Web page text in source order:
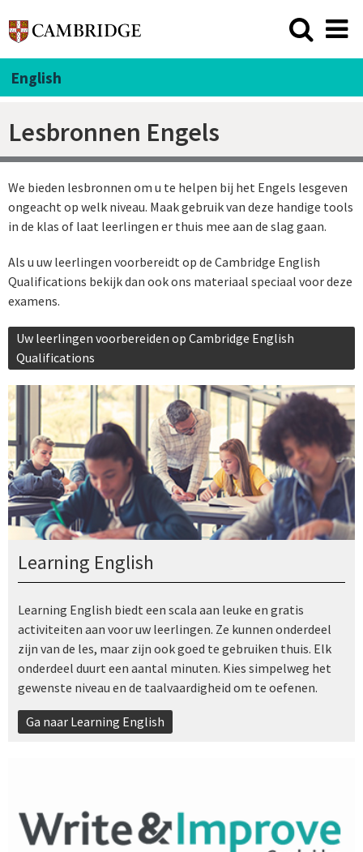
English
Lesbronnen Engels
We bieden lesbronnen om u te helpen bij het Engels lesgeven
ongeacht op welk niveau. Maak gebruik van deze handige tools
in de klas of laat leerlingen er thuis mee aan de slag gaan.
Als u uw leerlingen voorbereidt op de Cambridge English
Qualifications bekijk dan ook ons materiaal speciaal voor deze
examens.
Uw leerlingen voorbereiden op Cambridge English
Qualifications
Learning English
Learning English biedt een scala aan leuke en gratis
activiteiten aan voor uw leerlingen. Ze kunnen onderdeel
zijn van de les, maar zijn ook goed te gebruiken thuis. Elk
onderdeel duurt een aantal minuten. Kies simpelweg het
gewenste niveau en de taalvaardigheid om te oefenen.
Ga naar Learning English